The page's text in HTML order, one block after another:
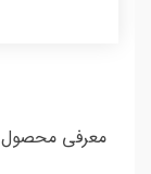
معرفی محصول